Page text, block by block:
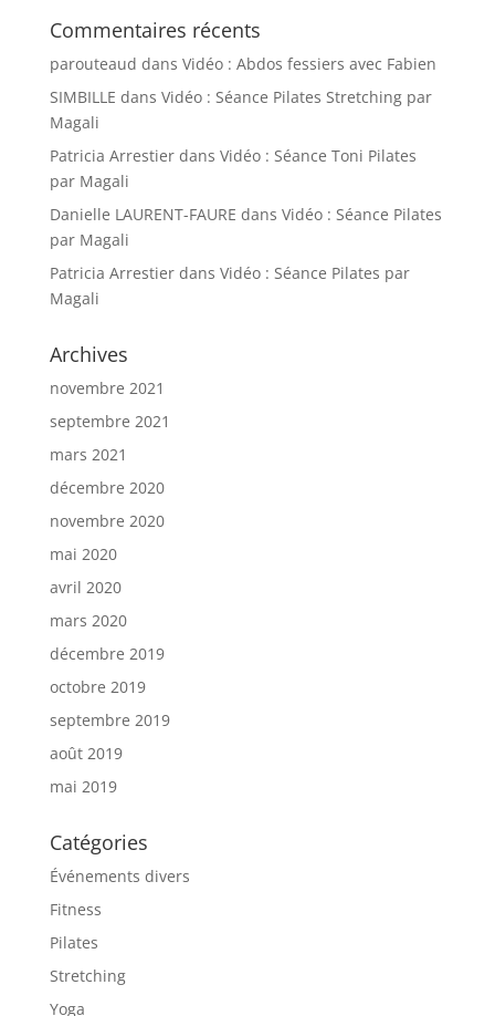
Commentaires récents
parouteaud dans Vidéo : Abdos fessiers avec Fabien
SIMBILLE dans Vidéo : Séance Pilates Stretching par
Magali
Patricia Arrestierdans Vidéo : Séance Toni Pilates
par Magali
Danielle LAURENT-FAURE dans Vidéo : Séance Pilates
par Magali
Patricia Arrestierdans Vidéo : Séance Pilates par
Magali
Archives
novembre 2021
septembre 2021
mars 2021
décembre 2020
novembre 2020
mai 2020
avril 2020
mars 2020
décembre 2019
octobre 2019
septembre 2019
août 2019
mai 2019
Catégories
Événements divers
Fitness
Pilates
Stretching
Yoga